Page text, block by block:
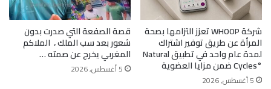
شركة WHOOP تعزز التزامها بصحة
المرأة عن طريق توفير اشتراك
لمدة عام واحد في تطبيق Natural
Cycles°‎ ضمن مزايا العضوية
5 أغسطس, 2026
قصة الصفعة التي صدرت بدون
شعور بعد سب الملك ، الملاكم
المغربي يخرج عن صمته …
5 أغسطس, 2026